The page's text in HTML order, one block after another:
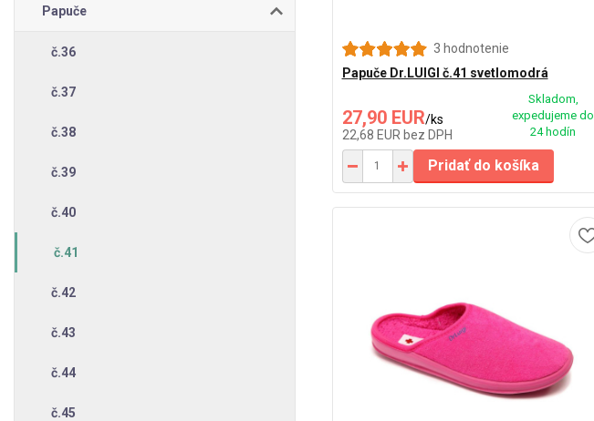
Papuče
č.36
č.37
č.38
č.39
č.40
č.41
č.42
č.43
č.44
č.45
3 hodnotenie
Papuče Dr.LUIGI č.41 svetlomodrá
27,90 EUR/ks
22,68 EUR bez DPH
Skladom,
expedujeme do
24 hodín
Pridať do košíka